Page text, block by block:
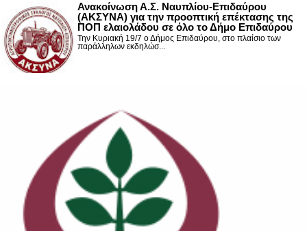
Ανακοίνωση Α.Σ. Ναυπλίου-Επιδαύρου
(ΑΚΣΥΝΑ) για την προοπτική επέκτασης της
ΠΟΠ ελαιολάδου σε όλο το Δήμο Επιδαύρου
Την Κυριακή 19/7 ο Δήμος Επιδαύρου, στο πλαίσιο των
παράλληλων εκδηλώσ...